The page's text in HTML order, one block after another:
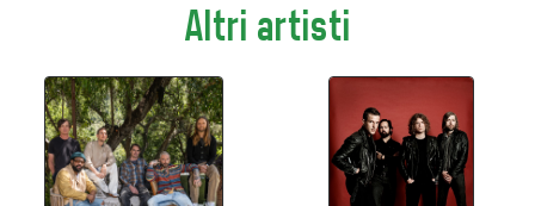
Altri artisti